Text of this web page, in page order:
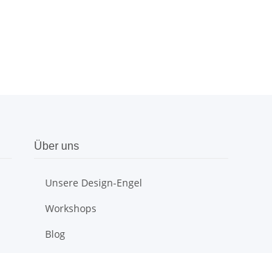
Über uns
Unsere Design-Engel
Workshops
Blog